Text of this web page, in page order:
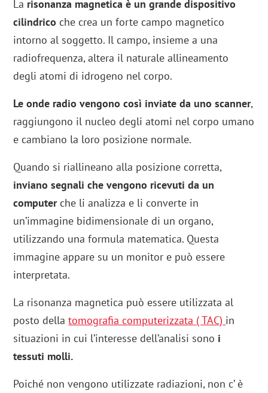
La risonanza magnetica è un grande dispositivo
cilindrico che crea un forte campo magnetico
intorno al soggetto. Il campo, insieme a una
radiofrequenza, altera il naturale allineamento
degli atomi di idrogeno nel corpo.
Le onde radio vengono così inviate da uno scanner,
raggiungono il nucleo degli atomi nel corpo umano
e cambiano la loro posizione normale.
Quando si riallineano alla posizione corretta,
inviano segnali che vengono ricevuti da un
computer che li analizza e li converte in
un’immagine bidimensionale di un organo,
utilizzando una formula matematica. Questa
immagine appare su un monitor e può essere
interpretata.
La risonanza magnetica può essere utilizzata al
posto della tomografia computerizzata ( TAC) in
situazioni in cui l’interesse dell’analisi sono i
tessuti molli.
Poiché non vengono utilizzate radiazioni, non c’ è